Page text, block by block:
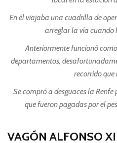
En él viajaba una cuadrilla de
arreglar la vía cuando
Anteriormente funcionó
departamentos,
recorrido
Se compró a desguaces la Renfe
que fueron pagadas por el
VAGÓN ALFONSO